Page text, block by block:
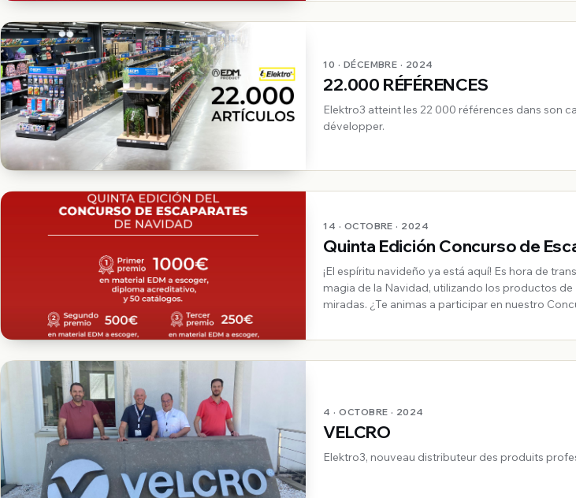
10 · DÉCEMBRE · 2024
22.000 RÉFÉRENCES
Elektro3 atteint les 22 000 références dans son
développer.
14 · OCTOBRE · 2024
Quinta Edición Concurso de
¡El espíritu navideño ya está aquí! Es hora de
magia de la Navidad, utilizando los productos
miradas. ¿Te animas a participar en nuestro
4 · OCTOBRE · 2024
VELCRO
Elektro3, nouveau distributeur des produits